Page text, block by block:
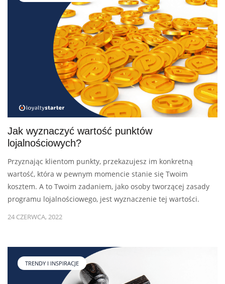
Jak wyznaczyć wartość punktów
lojalnościowych?
Przyznając klientom punkty, przekazujesz im konkretną
wartość, która w pewnym momencie stanie się Twoim
kosztem. A to Twoim zadaniem, jako osoby tworzącej zasady
programu lojalnościowego, jest wyznaczenie tej wartości.
24 CZERWCA, 2022
TRENDY I INSPIRACJE